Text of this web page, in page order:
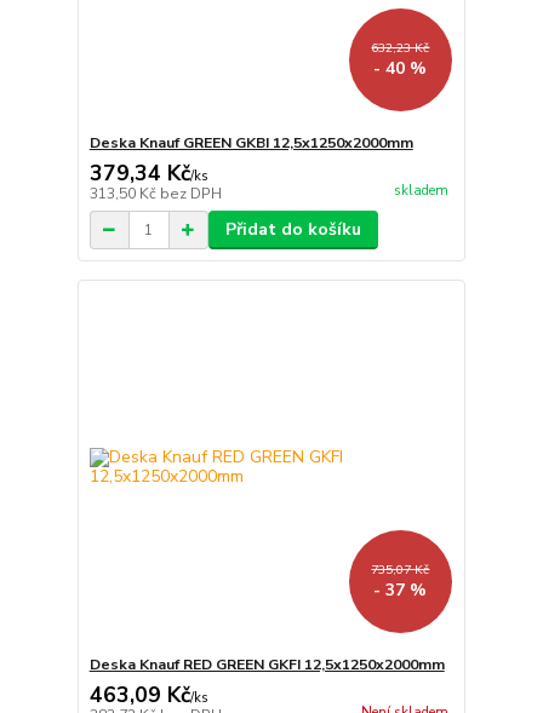
632,23 Kč
- 40 %
Deska Knauf GREEN GKBI 12,5x1250x2000mm
379,34 Kč/ks
313,50 Kč bez DPH skladem
Přidat do košíku
735,07 Kč
- 37 %
Deska Knauf RED GREEN GKFI 12,5x1250x2000mm
463,09 Kč/ks